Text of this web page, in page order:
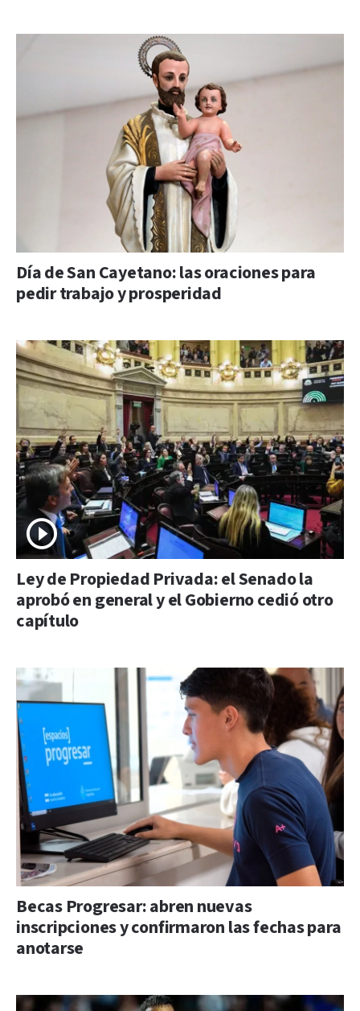
Día de San Cayetano: las oraciones para
pedir trabajo y prosperidad
Ley de Propiedad Privada: el Senado la
aprobó en general y el Gobierno cedió otro
capítulo
Becas Progresar: abren nuevas
inscripciones y confirmaron las fechas para
anotarse